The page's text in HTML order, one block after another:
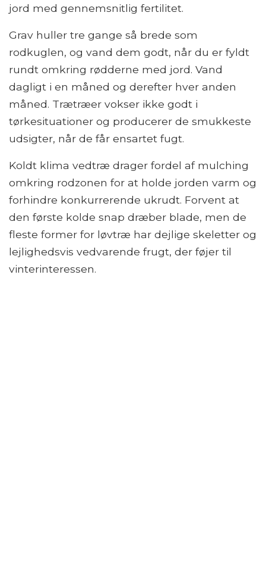
jord med gennemsnitlig fertilitet.
Grav huller tre gange så brede som
rodkuglen, og vand dem godt, når du er fyldt
rundt omkring rødderne med jord. Vand
dagligt i en måned og derefter hver anden
måned. Trætræer vokser ikke godt i
tørkesituationer og producerer de smukkeste
udsigter, når de får ensartet fugt.
Koldt klima vedtræ drager fordel af mulching
omkring rodzonen for at holde jorden varm og
forhindre konkurrerende ukrudt. Forvent at
den første kolde snap dræber blade, men de
fleste former for løvtræ har dejlige skeletter og
lejlighedsvis vedvarende frugt, der føjer til
vinterinteressen.